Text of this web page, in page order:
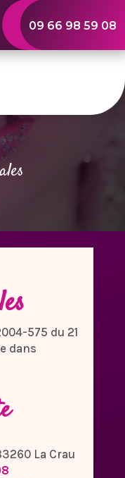
09 66 98 59 08
575 du 21
dans
La Crau